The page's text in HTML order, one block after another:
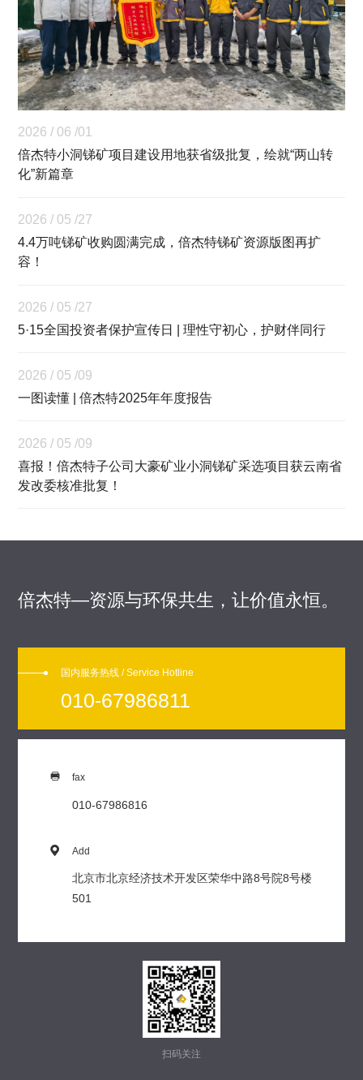
2026 / 06 /01
倍杰特小洞锑矿项目建设用地获省级批复，绘就“两山转
化”新篇章
2026 / 05 /27
4.4万吨锑矿收购圆满完成，倍杰特锑矿资源版图再扩
容！
2026 / 05 /27
5·15全国投资者保护宣传日 | 理性守初心，护财伴同行
2026 / 05 /09
一图读懂 | 倍杰特2025年年度报告
2026 / 05 /09
喜报！倍杰特子公司大豪矿业小洞锑矿采选项目获云南省
发改委核准批复！
倍杰特—资源与环保共生，让价值永恒。
国内服务热线 / Service Hotline
010-67986811
 fax
010-67986816
 Add
北京市北京经济技术开发区荣华中路8号院8号楼
501
扫码关注